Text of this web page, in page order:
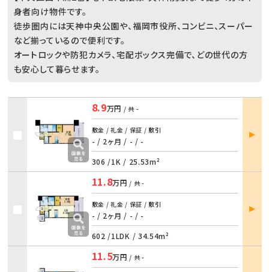
身者向け物件です。
徒歩圏内には天神中央公園や、福岡市役所、コンビニ、スーパー
など揃っているので便利です。
オートロックや防犯カメラ、宅配ボックス完備で、どの世代の方
も安心して暮らせます。
8.9万円 / 共 -
敷金 / 礼金 / 保証 / 敷引
- / 2ヶ月 / - / -
306 /1K / 25.53m²
部屋
詳細
11.8万円 / 共-
敷金 / 礼金 / 保証 / 敷引
- / 2ヶ月 / - / -
602 /1LDK / 34.54m²
部屋
詳細
11.5万円 / 共-